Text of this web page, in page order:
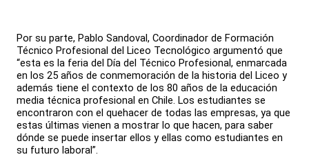
Por su parte, Pablo Sandoval, Coordinador de Formación
Técnico Profesional del Liceo Tecnológico argumentó que
“esta es la feria del Día del Técnico Profesional, enmarcada
en los 25 años de conmemoración de la historia del Liceo y
además tiene el contexto de los 80 años de la educación
media técnica profesional en Chile. Los estudiantes se
encontraron con el quehacer de todas las empresas, ya que
estas últimas vienen a mostrar lo que hacen, para saber
dónde se puede insertar ellos y ellas como estudiantes en
su futuro laboral”.